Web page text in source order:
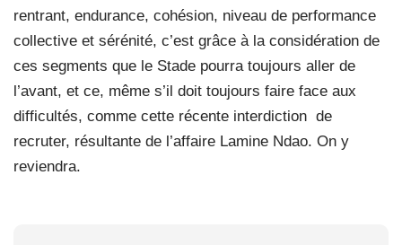
rentrant, endurance, cohésion, niveau de performance
collective et sérénité, c’est grâce à la considération de
ces segments que le Stade pourra toujours aller de
l’avant, et ce, même s’il doit toujours faire face aux
difficultés, comme cette récente interdiction de
recruter, résultante de l’affaire Lamine Ndao. On y
reviendra.